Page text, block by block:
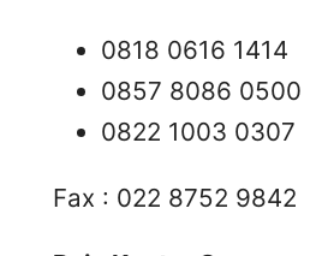
0818 0616 1414
0857 8086 0500
0822 1003 0307
Fax : 022 8752 9842